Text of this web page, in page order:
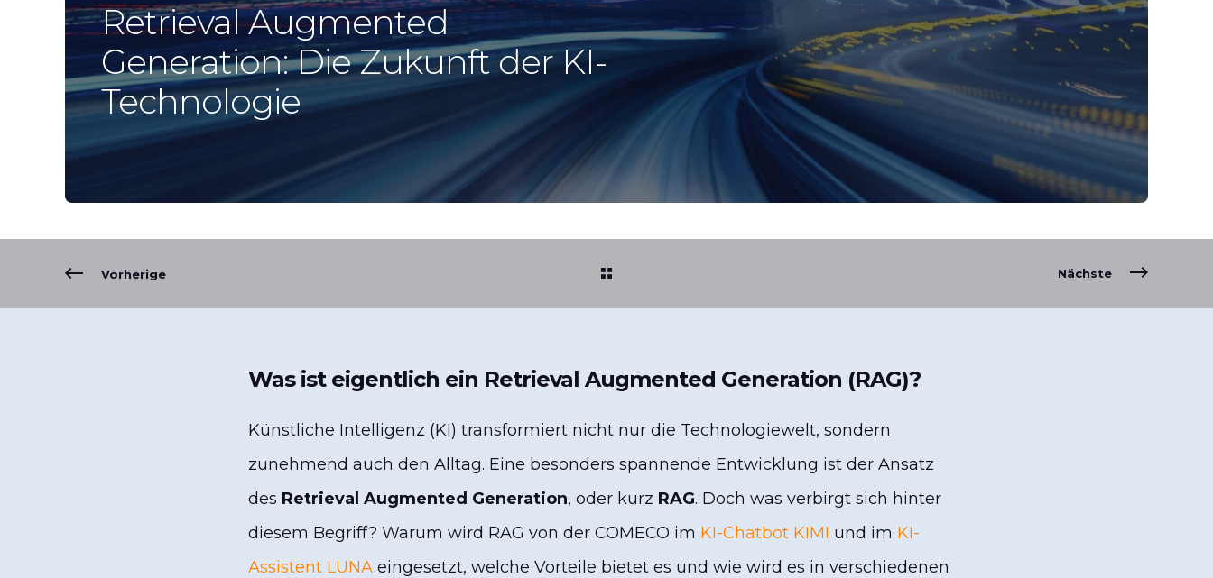
Retrieval Augmented
Generation: Die Zukunft der KI-
Technologie
Vorherige Nächste
Was ist eigentlich ein Retrieval Augmented Generation (RAG)?
Künstliche Intelligenz (KI) transformiert nicht nur die Technologiewelt, sondern
zunehmend auch den Alltag. Eine besonders spannende Entwicklung ist der Ansatz
des Retrieval Augmented Generation, oder kurz RAG. Doch was verbirgt sich hinter
diesem Begriff? Warum wird RAG von der COMECO im KI-Chatbot KIMI und im KI-
Assistent LUNAeingesetzt, welche Vorteile bietet es und wie wird es in verschiedenen